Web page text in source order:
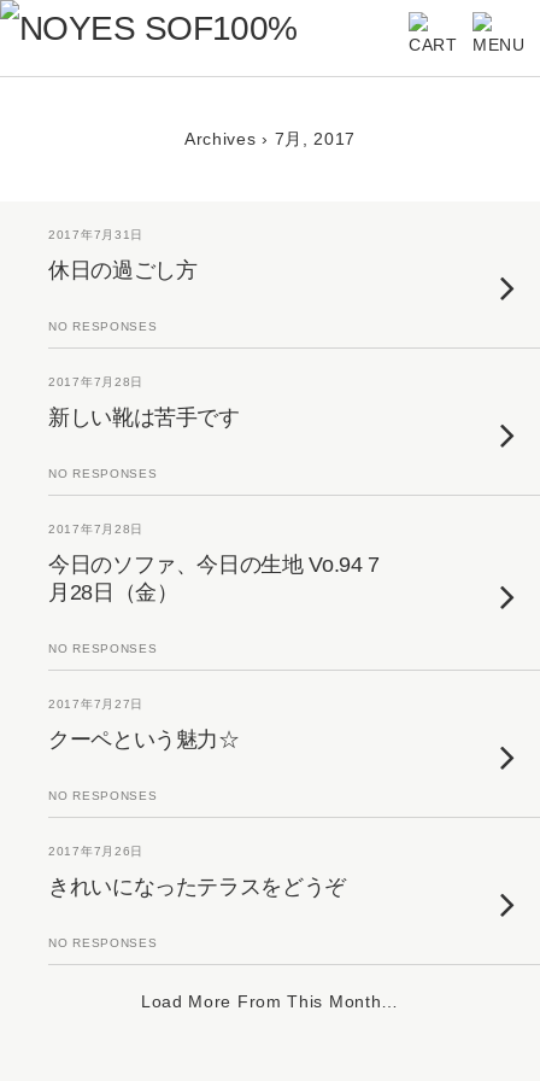
Archives › 7月, 2017
2017年7月31日
休日の過ごし方
NO RESPONSES
2017年7月28日
新しい靴は苦手です
NO RESPONSES
2017年7月28日
今日のソファ、今日の生地 Vo.94 7
月28日（金）
NO RESPONSES
2017年7月27日
クーペという魅力☆
NO RESPONSES
2017年7月26日
きれいになったテラスをどうぞ
NO RESPONSES
Load More From This Month…